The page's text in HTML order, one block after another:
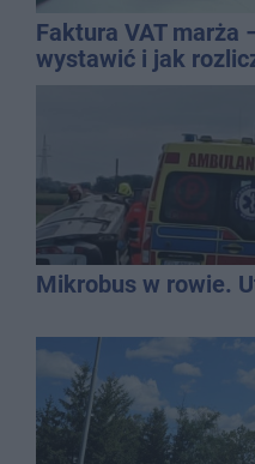
Faktura VAT marża
wystawić i jak
Mikrobus w rowie.